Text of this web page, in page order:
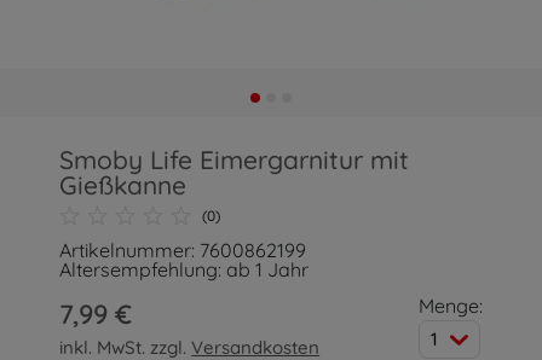
Smoby Life Eimergarnitur mit
Gießkanne
(0)
Artikelnummer: 7600862199
Altersempfehlung: ab 1 Jahr
7,99 €
inkl. MwSt. zzgl.Versandkosten
Menge:
1